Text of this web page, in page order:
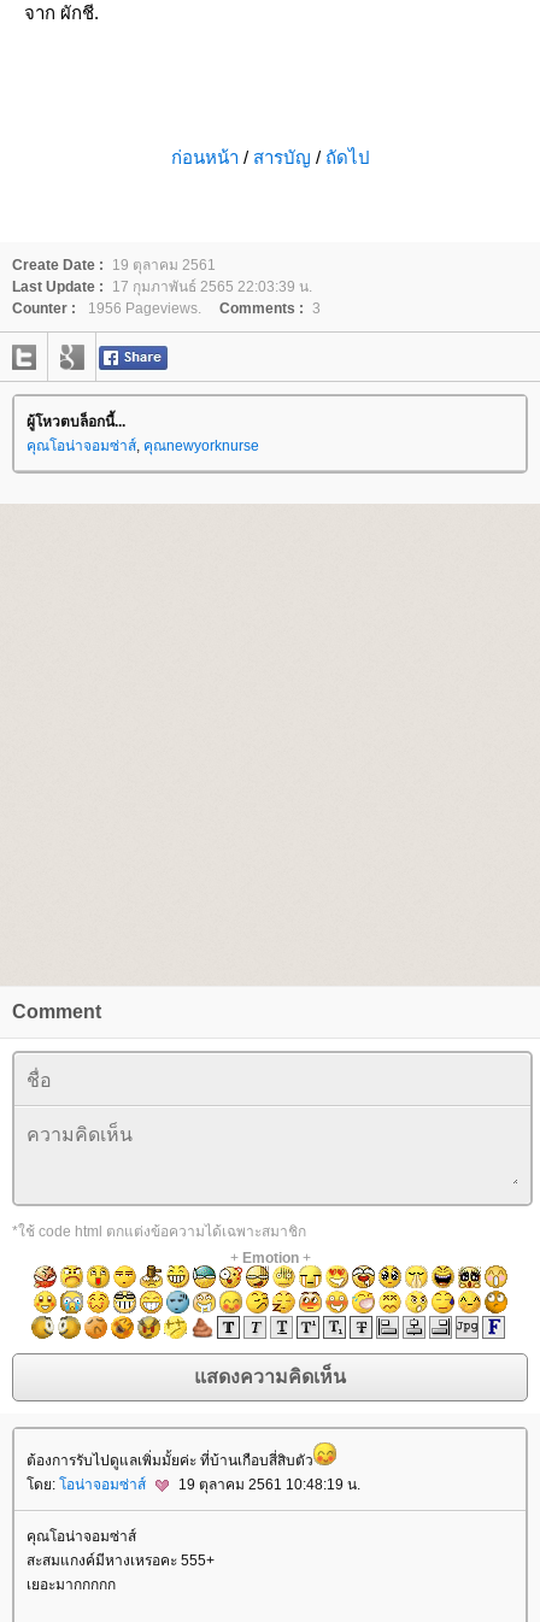
จาก ผักชี.
ก่อนหน้า / สารบัญ / ถัดไป
Create Date :
19 ตุลาคม 2561
Last Update :
17 กุมภาพันธ์ 2565 22:03:39 น.
Counter :
1956 Pageviews. Comments : 3
ผู้โหวตบล็อกนี้...
คุณโอน่าจอมซ่าส์, คุณnewyorknurse
Comment
*ใช้ code html ตกแต่งข้อความได้เฉพาะสมาชิก
+ Emotion+
ต้องการรับไปดูแลเพิ่มมั้ยค่ะ ที่บ้านเกือบสี่สิบตัว
ดย: อน่าจอมซ่าส์ 19 ตุลาคม 2561 10:48:19 น.
คุณโอน่าจอมซ่าส์
สะสมแกงค์มีหางเหรอคะ 555+
เยอะมากกกกก